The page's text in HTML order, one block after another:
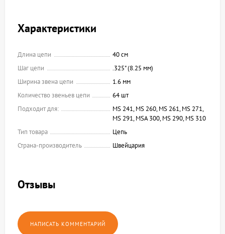
Характеристики
Длина цепи
40 см
Шаг цепи
.325" (8.25 мм)
Ширина звена цепи
1.6 мм
Количество звеньев цепи
64 шт
Подходит для:
MS 241, MS 260, MS 261, MS 271,
MS 291, MSA 300, MS 290, MS 310
Тип товара
Цепь
Страна-производитель
Швейцария
Отзывы